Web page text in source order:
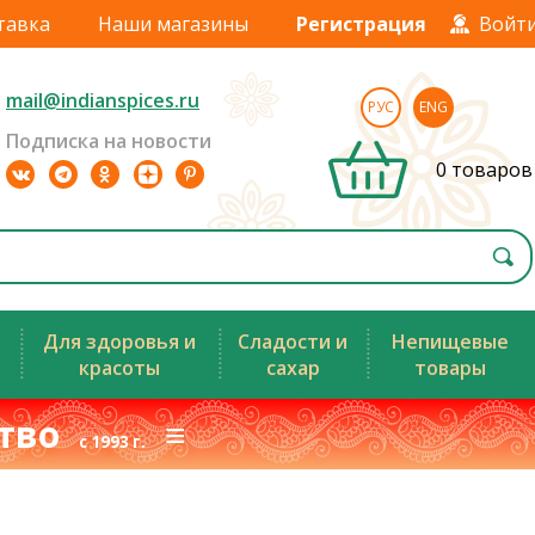
Наши магазины Регистрация
mail@indianspices.ru
Подписка на новости
РУС ENG
0 товаров
Для здоровья и
красоты
Сладости и
сахар
Непищевые
товары
с 1993 г.≡